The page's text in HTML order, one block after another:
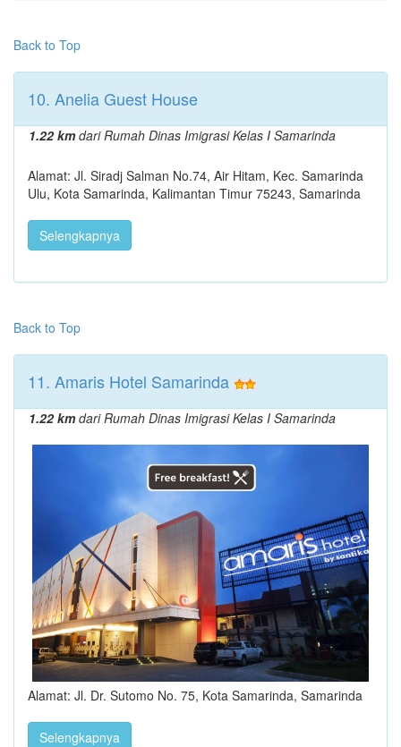
Back to Top
10. Anelia Guest House
1.22 kmdari Rumah Dinas Imigrasi Kelas I Samarinda
Alamat: Jl. Siradj Salman No.74, Air Hitam, Kec. Samarinda
Ulu, Kota Samarinda, Kalimantan Timur 75243, Samarinda
Selengkapnya
Back to Top
11. Amaris Hotel Samarinda
1.22 kmdari Rumah Dinas Imigrasi Kelas I Samarinda
Alamat: Jl. Dr. Sutomo No. 75, Kota Samarinda, Samarinda
Selengkapnya